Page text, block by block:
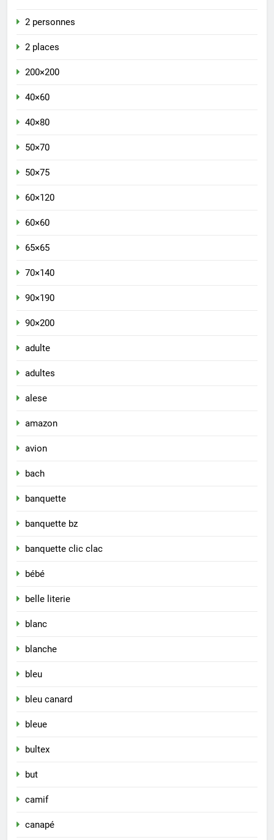
2 personnes
2 places
200×200
40×60
40×80
50×70
50×75
60×120
60×60
65×65
70×140
90×190
90×200
adulte
adultes
alese
amazon
avion
bach
banquette
banquette bz
banquette clic clac
bébé
belle literie
blanc
blanche
bleu
bleu canard
bleue
bultex
but
camif
canapé